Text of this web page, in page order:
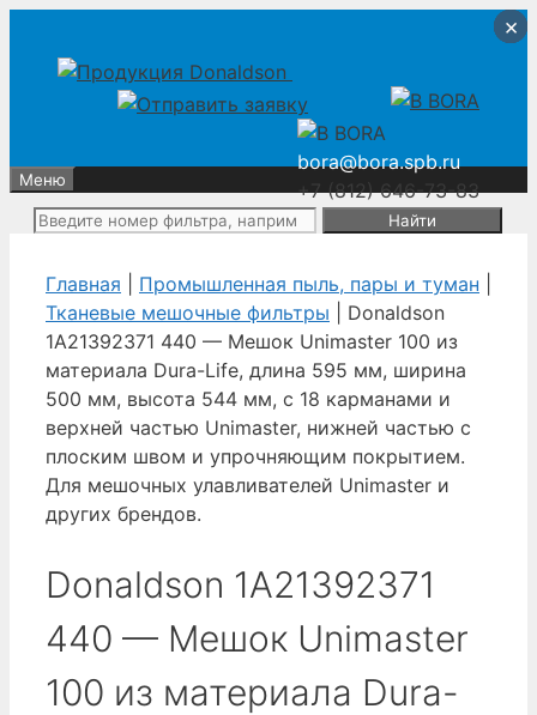
содержимому
содержимому
bora@bora.spb.ru
+7 (812) 646-73-83
Меню
Поиск:
Главная Промышленная пыль, пары и туман
Тканевые мешочные фильтры | Donaldson
1A21392371 440 — Мешок Unimaster 100 из
материала Dura-Life, длина 595 мм, ширина
500 мм, высота 544 мм, с 18 карманами и
верхней частью Unimaster, нижней частью с
плоским швом и упрочняющим покрытием.
Для мешочных улавливателей Unimaster и
других брендов.
Donaldson 1A21392371
440 — Мешок Unimaster
100 из материала Dura-
×
×
×
×